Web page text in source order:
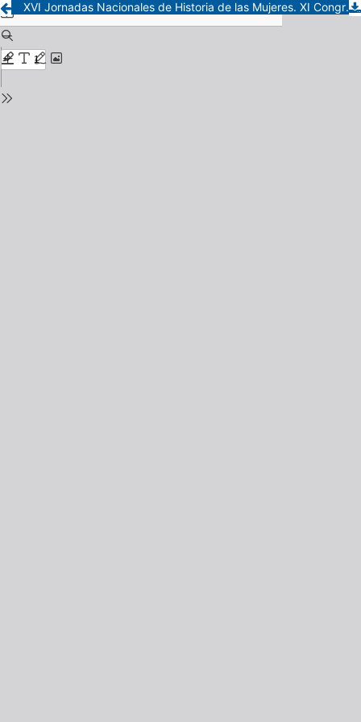
XVI Jornadas Nacionales de Historia de las Mujeres. XI Congreso Iberoamericano de Estudios de Género